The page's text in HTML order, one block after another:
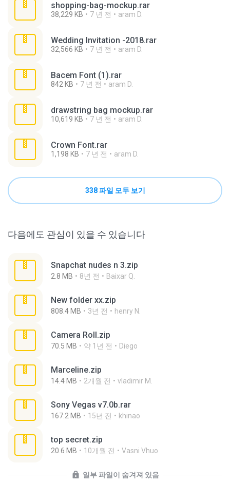
shopping-bag-mockup.rar
38,229 KB 7 년 전 aram D.
Wedding Invitation -2018.rar
32,566 KB 7 년 전 aram D.
Bacem Font (1).rar
842 KB 7 년 전 aram D.
drawstring bag mockup.rar
10,619 KB 7 년 전 aram D.
Crown Font.rar
1,198 KB 7 년 전 aram D.
338 파일 모두 보기
다음에도 관심이 있을 수 있습니다
Snapchat nudes n 3.zip
2.8 MB 8년 전 Baixar Q.
New folder xx.zip
808.4 MB 3년 전 henry N.
Camera Roll.zip
70.5 MB 약 1년 전 Diego
Marceline.zip
14.4 MB 2개월 전 vladimir M.
Sony Vegas v7.0b.rar
167.2 MB 15년 전 khinao
top secret.zip
20.6 MB 10개월 전 Vasni Vhuo
일부 파일이 숨겨져 있음